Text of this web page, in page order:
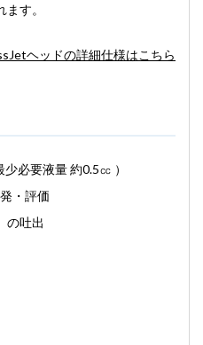
す。
ヘッドの詳細仕様はこちら
必要液量 約0.5㏄ ）
・評価
の吐出